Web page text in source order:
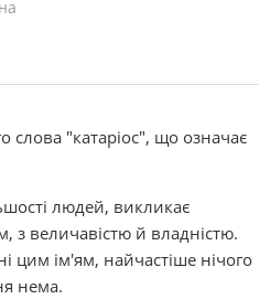
слова "катаріос", що означає
людей, викликає
з величавістю й владністю.
цим ім'ям, найчастіше нічого
нема.